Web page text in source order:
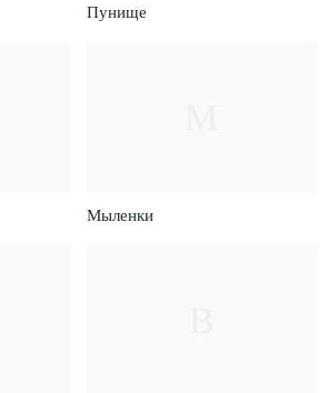
Пунище
Мыленки